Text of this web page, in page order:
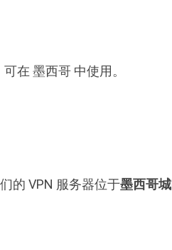
在 墨西哥 中使用。
的 VPN 服务器位于墨西哥城